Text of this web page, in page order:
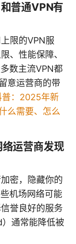
普通VPN有
限的VPN服
、性能保障、
数主流VPN都
意运营商的带
：2025年新
么需要、怎么
运营商发现
密，隐藏你的
机场网络可能
誉良好的服务
通常能降低被